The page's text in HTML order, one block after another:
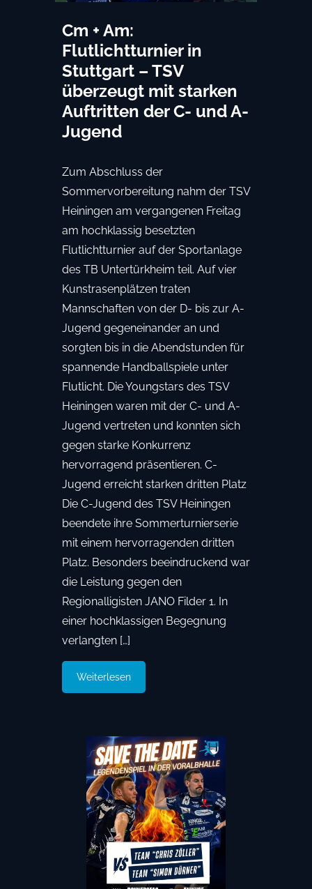
Cm + Am:
Flutlichtturnier in
Stuttgart – TSV
überzeugt mit starken
Auftritten der C- und A-
Jugend
Zum Abschluss der
Sommervorbereitung nahm der TSV
Heiningen am vergangenen Freitag
am hochklassig besetzten
Flutlichtturnier auf der Sportanlage
des TB Untertürkheim teil. Auf vier
Kunstrasenplätzen traten
Mannschaften von der D- bis zur A-
Jugend gegeneinander an und
sorgten bis in die Abendstunden für
spannende Handballspiele unter
Flutlicht. Die Youngstars des TSV
Heiningen waren mit der C- und A-
Jugend vertreten und konnten sich
gegen starke Konkurrenz
hervorragend präsentieren. C-
Jugend erreicht starken dritten Platz
Die C-Jugend des TSV Heiningen
beendete ihre Sommerturnierserie
mit einem hervorragenden dritten
Platz. Besonders beeindruckend war
die Leistung gegen den
Regionalligisten JANO Filder 1. In
einer hochklassigen Begegnung
verlangten […]
Weiterlesen